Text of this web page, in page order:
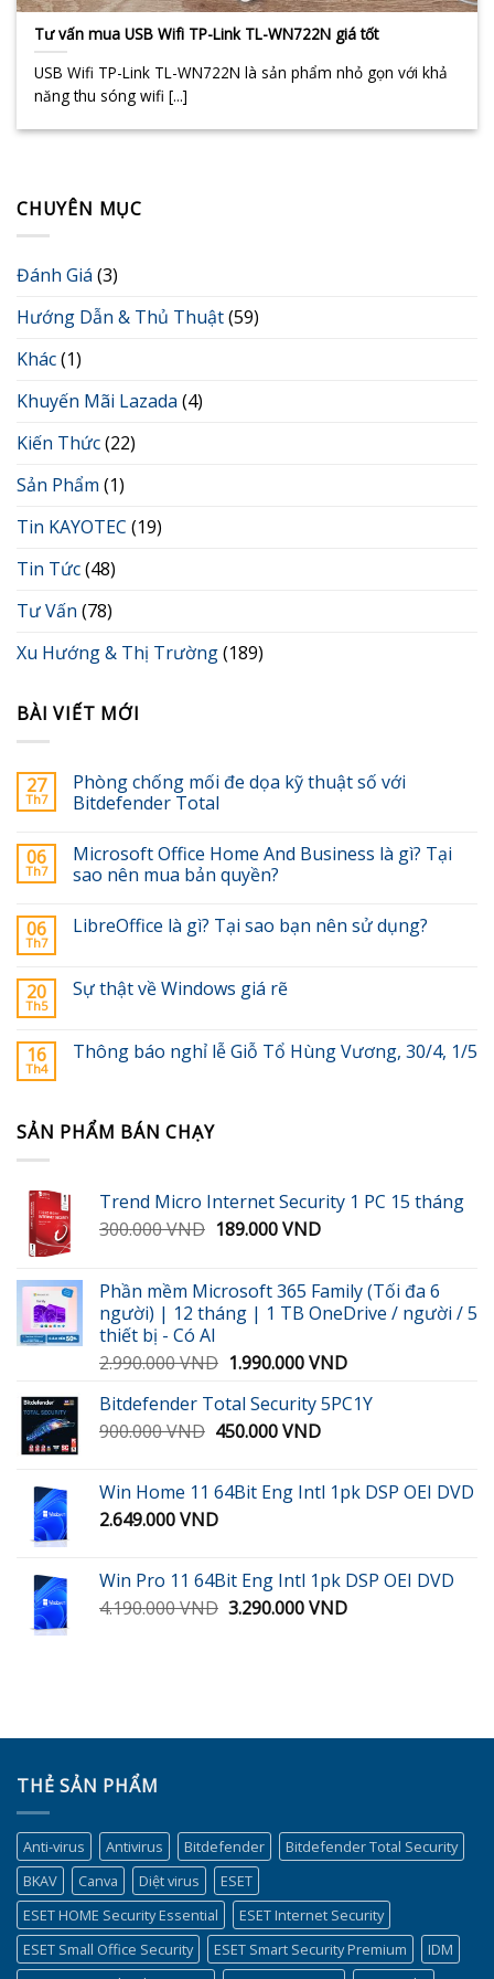
Tư vấn mua USB Wifi TP-Link TL-WN722N giá tốt
USB Wifi TP-Link TL-WN722N là sản phẩm nhỏ gọn với khả
năng thu sóng wifi [...]
CHUYÊN MỤC
Đánh Giá (3)
Hướng Dẫn & Thủ Thuật(59)
Khác(1)
Khuyến Mãi Lazada (4)
Kiến Thức(22)
Sản Phẩm (1)
Tin KAYOTEC (19)
Tin Tức(48)
Tư Vấn (78)
Xu Hướng & Thị Trường(189)
BÀI VIẾT MỚI
27
Th7
Phòng chống mối đe dọa kỹ thuật số với
Bitdefender Total
06
Th7
Microsoft Office Home And Business là gì? Tại
sao nên mua bản quyền?
06
Th7
LibreOffice là gì? Tại sao bạn nên sử dụng?
20
Th5
Sự thật về Windows giá rẽ
16
Th4
Thông báo nghỉ lễ Giỗ Tổ Hùng Vương, 30/4, 1/5
SẢN PHẨM BÁN CHẠY
Trend Micro Internet Security 1 PC 15 tháng
300.000VND Giá
300.000 VND.
189.000VNDGiá
là:
189.000 VND.
Phần mềm Microsoft 365 Family (Tối đa 6
người) | 12 tháng | 1 TB OneDrive / người / 5
thiết bị - Có AI
2.990.000VND Giá
là:
2.990.000 VND.
1.990.000VNDGiá
tại
Bitdefender Total Security 5PC1Y
900.000VND Giá
900.000 VND.
450.000VNDGiá
là:
Win Home 11 64Bit Eng Intl 1pk DSP OEI DVD
2.649.000VND
Win Pro 11 64Bit Eng Intl 1pk DSP OEI DVD
4.190.000VND Giá
3.290.000VNDGiá
THẺ SẢN PHẨM
Anti-virus Antivirus Bitdefender
Bitdefender Total Security
BKAV
Canva Diệt virus
ESET
ESET HOME Security Essential
ESET Internet Security
ESET Small Office Security
ESET Smart Security Premium
IDM